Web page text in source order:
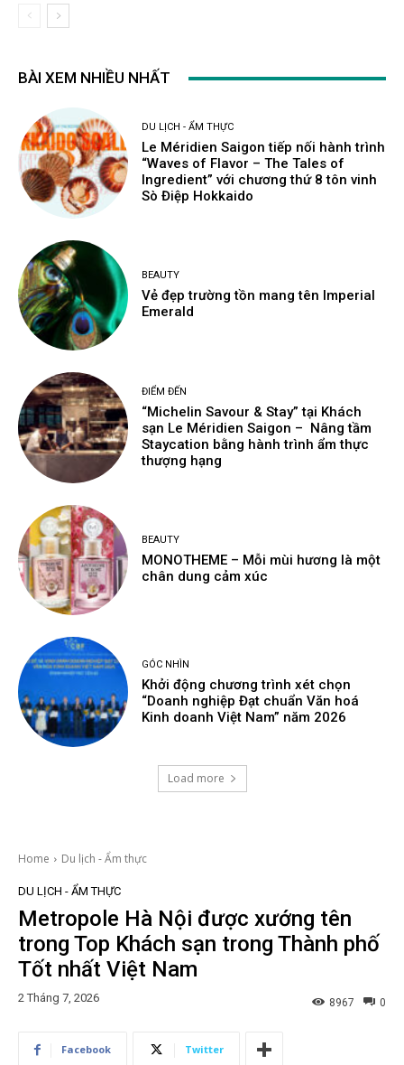
BÀI XEM NHIỀU NHẤT
DU LỊCH - ẨM THỰC
Le Méridien Saigon tiếp nối hành trình
“Waves of Flavor – The Tales of
Ingredient” với chương thứ 8 tôn vinh
Sò Điệp Hokkaido
BEAUTY
Vẻ đẹp trường tồn mang tên Imperial
Emerald
ĐIỂM ĐẾN
“Michelin Savour & Stay” tại Khách
sạn Le Méridien Saigon – Nâng tầm
Staycation bằng hành trình ẩm thực
thượng hạng
BEAUTY
MONOTHEME – Mỗi mùi hương là một
chân dung cảm xúc
GÓC NHÌN
Khởi động chương trình xét chọn
“Doanh nghiệp Đạt chuẩn Văn hoá
Kinh doanh Việt Nam” năm 2026
Load more